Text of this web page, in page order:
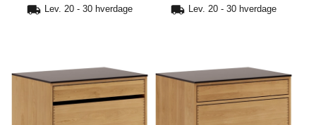
Lev. 20 - 30 hverdage Lev. 20 - 30 hverdage